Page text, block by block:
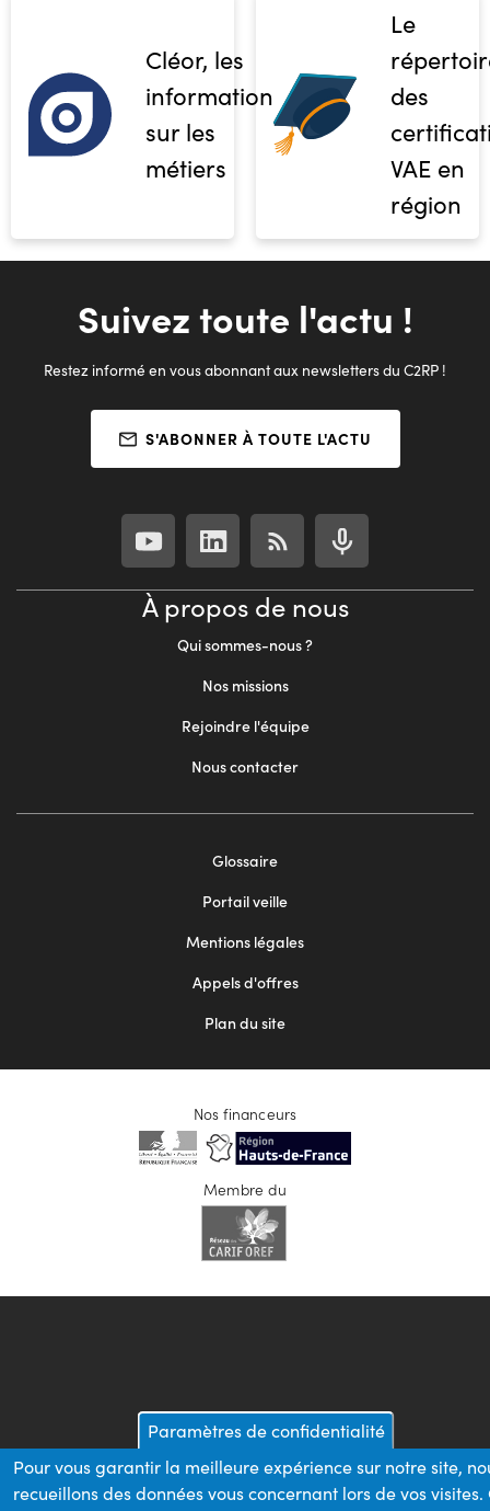
Cléor, les
informations
sur les
métiers
Le
des
VAE en
région
Suivez toute l'actu !
Restez informé en vous abonnant aux newsletters du C2RP !
S'ABONNER À TOUTE L'ACTU
À propos de nous
Qui sommes-nous ?
Nos missions
Rejoindre l'équipe
Nous contacter
Glossaire
Portail veille
Mentions légales
Appels d'offres
Plan du site
Nos financeurs
Membre du
Paramètres de confidentialité
Pour vous garantir la meilleure expérience sur notre site,
recueillons des données vous concernant lors de vos visites.